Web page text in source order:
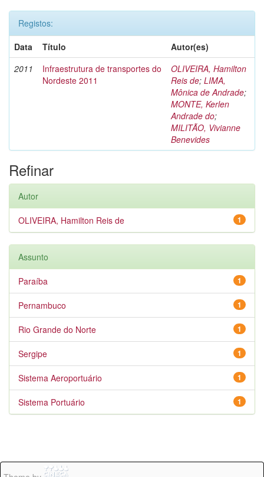
Registos:
Data
Título
Autor(es)
2011
Infraestrutura de transportes do
Nordeste 2011
OLIVEIRA, Hamilton
Reis de; LIMA,
Mônica de Andrade;
MONTE, Kerlen
Andrade do;
MILITÃO, Vivianne
Benevides
Refinar
Autor
1
OLIVEIRA, Hamilton Reis de
Assunto
1
Paraíba
1
Pernambuco
1
Rio Grande do Norte
1
Sergipe
1
Sistema Aeroportuário
1
Sistema Portuário